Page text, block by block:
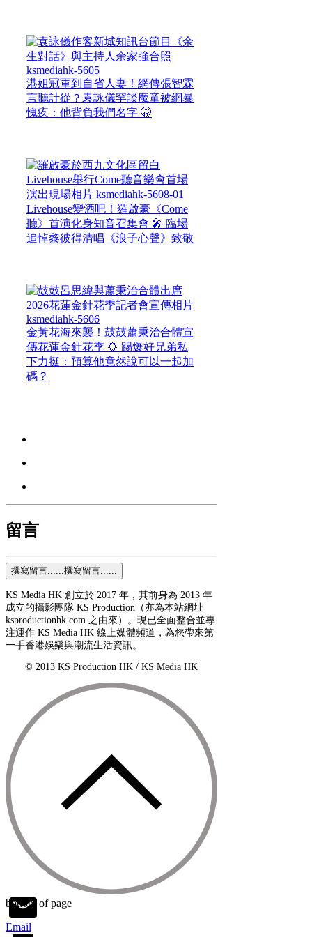
港姐冠軍到自省人妻！網傳張智霖
言聽計從？袁詠儀罕談魔童被網暴
愧疚：他背負我們名字 🤫
Livehouse變酒吧！羅啟豪《Come
聽》首演化身知音召集會 🎤 臨場
追悼黎彼得清唱《浪子心聲》致敬
金黃花海來襲！鼓鼓蕭秉治合體宣
傳花蓮金針花季 🌻 踢爆好兄弟私
下力挺：預算他竟然說可以一起加
碼？
留言
撰寫留言......撰寫留言......
KS Media HK 創立於 2017 年，其前身為 2013 年
成立的攝影團隊 KS Production（亦為本站網址
ksproductionhk.com 之由來）。現已全面整合並專
注運作 KS Media HK 線上媒體頻道，為您帶來第
一手香港娛樂與潮流生活資訊。
© 2013 KS Production HK / KS Media HK
Email
bottom of page